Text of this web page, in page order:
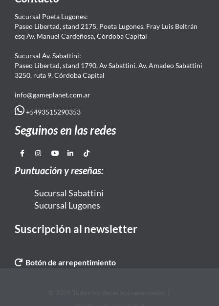
Sucursal Poeta Lugones:
Paseo Libertad, stand 2175, Poeta Lugones. Fray Luis Beltrán
esq Av. Manuel Cardeñosa, Córdoba Capital
Sucursal Av. Sabattini:
Paseo Libertad, stand 1790, Av Sabattini. Av. Amadeo Sabattini
3250, ruta 9, Córdoba Capital
info@gameplanet.com.ar
+5493515290353
Seguinos en las redes
Puntuación y reseñas:
Sucursal Sabattini
Sucursal Lugones
Suscripción al newsletter
Botón de arrepentimiento